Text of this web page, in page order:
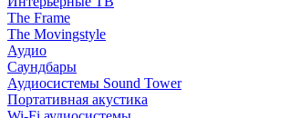
The Frame
The Movingstyle
Аудио
Саундбары
Аудиосистемы Sound Tower
Портативная акустика